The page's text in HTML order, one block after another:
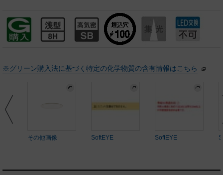
※グリーン購入法に基づく特定の化学物質の含有情報はこちら
その他画像 SoftEYE SoftEYE